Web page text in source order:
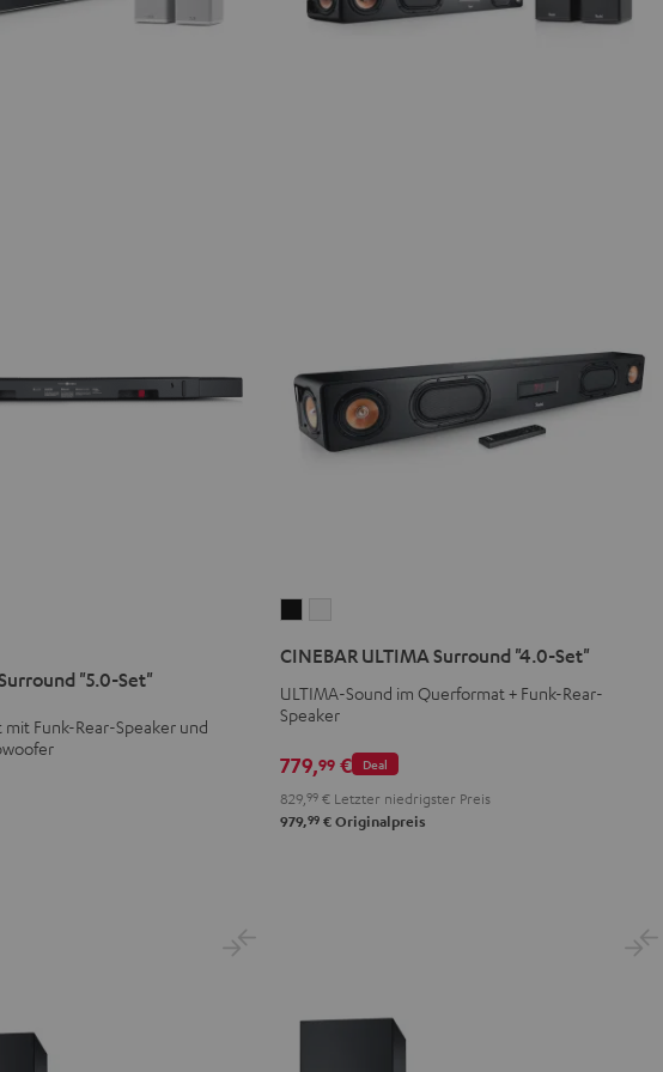
"5.0-Set"
mit Funk-Rear-Speaker und
Surround
"4.0-
Set"
Schwarz
Surround
"4.0-
Set"
Weiß
CINEBAR ULTIMA Surround "4.0-Set"
ULTIMA-Sound im Querformat + Funk-Rear-
Speaker
Deal
779,99 €
829, 99 € Letzter niedrigster Preis
979,99 € Originalpreis